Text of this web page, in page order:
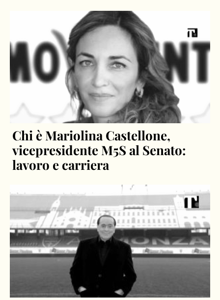
Chi è Mariolina Castellone,
vicepresidente M5S al Senato:
lavoro e carriera